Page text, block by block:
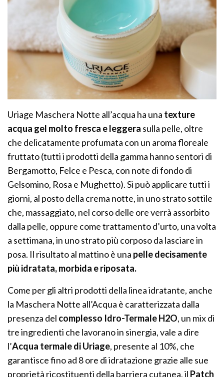
Uriage Maschera Notte all’acqua ha una texture
acqua gel molto fresca e leggera sulla pelle, oltre
che delicatamente profumata con un aroma floreale
fruttato (tutti i prodotti della gamma hanno sentori di
Bergamotto, Felce e Pesca, con note di fondo di
Gelsomino, Rosa e Mughetto). Si può applicare tutti i
giorni, al posto della crema notte, in uno strato sottile
che, massaggiato, nel corso delle ore verrà assorbito
dalla pelle, oppure come trattamento d’urto, una volta
a settimana, in uno strato più corposo da lasciare in
posa. Il risultato al mattino è una pelle decisamente
più idratata, morbida e riposata.
Come per gli altri prodotti della linea idratante, anche
la Maschera Notte all’Acqua è caratterizzata dalla
presenza del complesso Idro-Termale H2O, un mix di
tre ingredienti che lavorano in sinergia, vale a dire
l’Acqua termale di Uriage, presente al 10%, che
garantisce fino ad 8 ore di idratazione grazie alle sue
proprietà ricostituenti della barriera cutanea, il Patch